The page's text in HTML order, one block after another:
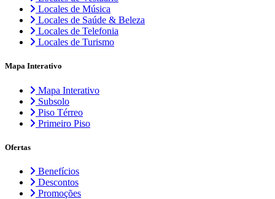
Locales de Música
Locales de Saúde & Beleza
Locales de Telefonia
Locales de Turismo
Mapa Interativo
Mapa Interativo
Subsolo
Piso Térreo
Primeiro Piso
Ofertas
Benefícios
Descontos
Promoções